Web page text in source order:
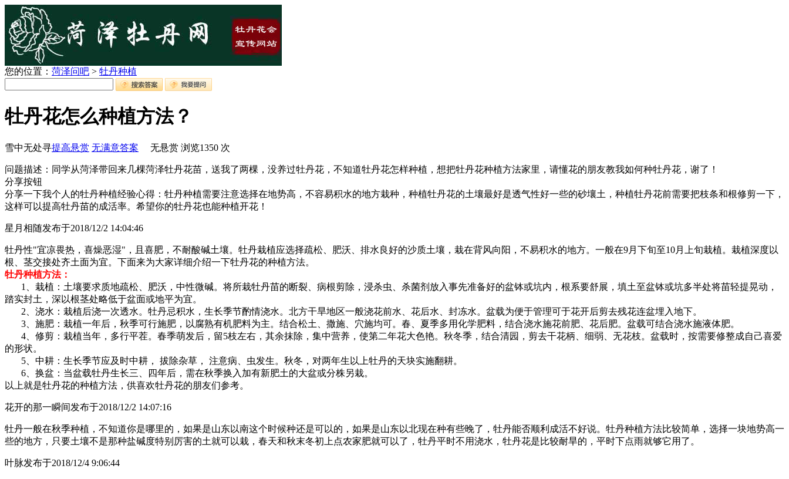
您的位置： 菏泽问吧 > 牡丹种植
牡丹花怎么种植方法？
雪中无处寻提高悬赏 无满意答案 无悬赏 浏览1350 次
问题描述：同学从菏泽带回来几棵菏泽牡丹花苗，送我了两棵，没养过牡丹花，不知道牡丹花怎样种植，想把牡丹花种植方法家里，请懂花的朋友教我如何种牡丹花，谢了！
分享按钮
分享一下我个人的牡丹种植经验心得：牡丹种植需要注意选择在地势高，不容易积水的地方栽种，种植牡丹花的土壤最好是透气性好一些的砂壤土，种植牡丹花前需要把枝条和根修剪一下，
这样可以提高牡丹苗的成活率。希望你的牡丹花也能种植开花！
星月相随发布于2018/12/2 14:04:46
牡丹性"宜凉畏热，喜燥恶湿"，且喜肥，不耐酸碱土壤。牡丹栽植应选择疏松、肥沃、排水良好的沙质土壤，栽在背风向阳，不易积水的地方。一般在9月下旬至10月上旬栽植。栽植深度以
根、茎交接处齐土面为宜。下面来为大家详细介绍一下牡丹花的种植方法。
牡丹种植方法：
1、栽植：土壤要求质地疏松、肥沃，中性微碱。将所栽牡丹苗的断裂、病根剪除，浸杀虫、杀菌剂放入事先准备好的盆钵或坑内，根系要舒展，填土至盆钵或坑多半处将苗轻提晃动，
踏实封土，深以根茎处略低于盆面或地平为宜。
2、浇水：栽植后浇一次透水。牡丹忌积水，生长季节酌情浇水。北方干旱地区一般浇花前水、花后水、封冻水。盆载为便于管理可于花开后剪去残花连盆埋入地下。
3、施肥：栽植一年后，秋季可行施肥，以腐熟有机肥料为主。结合松土、撒施、穴施均可。春、夏季多用化学肥料，结合浇水施花前肥、花后肥。盆载可结合浇水施液体肥。
4、修剪：栽植当年，多行平茬。春季萌发后，留5枝左右，其余抹除，集中营养，使第二年花大色艳。秋冬季，结合清园，剪去干花柄、细弱、无花枝。盆载时，按需要修整成自己喜爱
的形状。
5、中耕：生长季节应及时中耕， 拔除杂草， 注意病、虫发生。秋冬，对两年生以上牡丹的天块实施翻耕。
6、换盆：当盆载牡丹生长三、四年后，需在秋季换入加有新肥土的大盆或分株另栽。
以上就是牡丹花的种植方法，供喜欢牡丹花的朋友们参考。
花开的那一瞬间发布于2018/12/2 14:07:16
牡丹一般在秋季种植，不知道你是哪里的，如果是山东以南这个时候种还是可以的，如果是山东以北现在种有些晚了，牡丹能否顺利成活不好说。牡丹种植方法比较简单，选择一块地势高一
些的地方，只要土壤不是那种盐碱度特别厉害的土就可以栽，春天和秋末冬初上点农家肥就可以了，牡丹平时不用浇水，牡丹花是比较耐旱的，平时下点雨就够它用了。
叶脉发布于2018/12/4 9:06:44